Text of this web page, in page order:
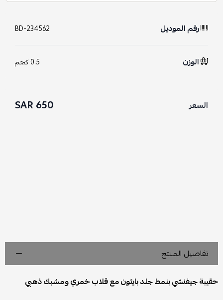
رقم الموديل BD-234562
الوزن 0.5 كجم
السعر 650 SAR
تفاصيل المنتج
حقيبة جيفنشي بنمط جلد بايثون مع قلاب خمري ومشبك ذهبي